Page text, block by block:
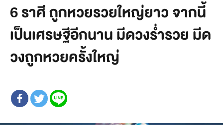
6 ราศี ถูกหวยรวยใหญ่ยาว จากนี้
เป็นเศรษฐีอีกนาน มีดวงร่ำรวย มีด
วงถูกหวยครั้งใหญ่